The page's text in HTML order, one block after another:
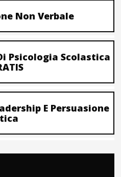
Non Verbale
Psicologia Scolastica
E Persuasione